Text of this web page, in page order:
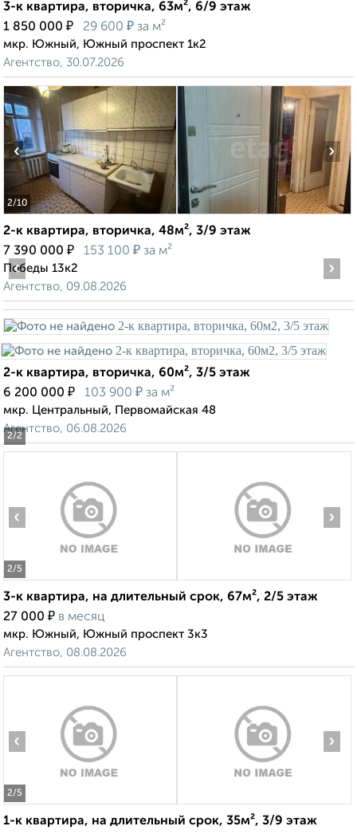
3-к квартира, вторичка, 63м², 6/9 этаж
1 850 000 ₽ 29 600 ₽ за м²
мкр. Южный, Южный проспект 1к2
Агентство, 30.07.2026
2/10
‹ ›
2-к квартира, вторичка, 48м², 3/9 этаж
7 390 000 ₽ 153 100 ₽ за м²
Победы 13к2
Агентство, 09.08.2026
2/2
‹ ›
2-к квартира, вторичка, 60м², 3/5 этаж
6 200 000 ₽ 103 900 ₽ за м²
мкр. Центральный, Первомайская 48
Агентство, 06.08.2026
2/5
‹ ›
3-к квартира, на длительный срок, 67м², 2/5 этаж
27 000 ₽ в месяц
мкр. Южный, Южный проспект 3к3
Агентство, 08.08.2026
2/5
‹ ›
1-к квартира, на длительный срок, 35м², 3/9 этаж